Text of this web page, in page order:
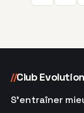
//Club Evolution
S'entraîner